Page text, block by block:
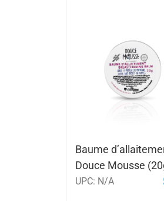
Baume
Douce Mousse
UPC: N/A